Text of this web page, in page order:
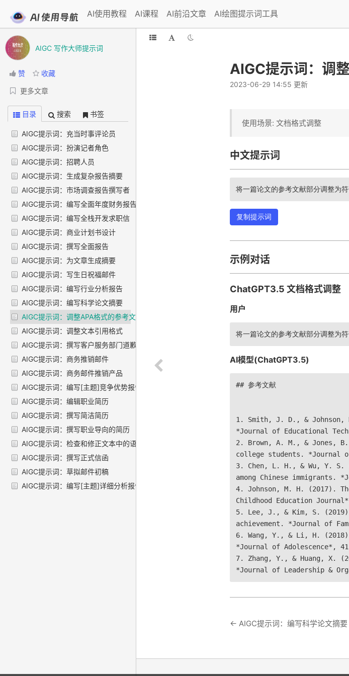
AI使用教程 AI课程 AI前沿文章 AI绘图提示词工具
AIGC 写作大师提示词
赞 收藏
更多文章
目录 搜索 书签
AIGC提示词：充当时事评论员
AIGC提示词：扮演记者角色
AIGC提示词：招聘人员
AIGC提示词：生成复杂报告摘要
AIGC提示词：市场调查报告撰写者
AIGC提示词：编写全面年度财务报告
AIGC提示词：编写全栈开发求职信
AIGC提示词：商业计划书设计
AIGC提示词：撰写全面报告
AIGC提示词：为文章生成摘要
AIGC提示词：写生日祝福邮件
AIGC提示词：编写行业分析报告
AIGC提示词：编写科学论文摘要
AIGC提示词：调整APA格式的参考文献
AIGC提示词：调整文本引用格式
AIGC提示词：撰写客户服务部门道歉信
AIGC提示词：商务推销邮件
AIGC提示词：商务邮件推销产品
AIGC提示词：编写[主题]竞争优势报告
AIGC提示词：编辑职业简历
AIGC提示词：撰写简洁简历
AIGC提示词：撰写职业导向的简历
AIGC提示词：检查和修正文本中的语法错误角色
AIGC提示词：撰写正式信函
AIGC提示词：草拟邮件初稿
AIGC提示词：编写[主题]详细分析报告
AIGC提示词：调
2023-06-29 14:55 更新
使用场景: 文档格式调整
中文提示词
将一篇论文的参考文献部分调整为符
复制提示词
示例对话
ChatGPT3.5 文档格式调整
用户
将一篇论文的参考文献部分调整为符
AI模型(ChatGPT3.5)
## 参考文献
1. Smith, J. D., & Johnson,
*Journal of Educational
2. Brown, A. M., & Jones,
college students. *Journal
3. Chen, L. H., & Wu, Y.
among Chinese immigrants.
4. Johnson, M. H. (2017).
Childhood Education
5. Lee, J., & Kim, S.
achievement. *Journal of
6. Wang, Y., & Li, H.
*Journal of Adolescence*,
7. Zhang, Y., & Huang, X.
*Journal of Leadership &
← AIGC提示词：编写科学论文摘要